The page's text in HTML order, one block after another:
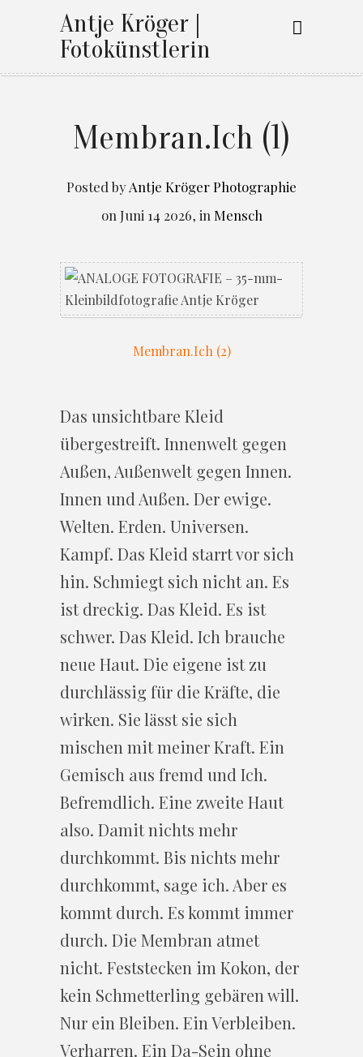
Antje Kröger |
Fotokünstlerin
Membran.Ich (1)
Posted byAntje Kröger Photographie
on Juni 14 2026, in Mensch
Membran.Ich (2)
Das unsichtbare Kleid
übergestreift. Innenwelt gegen
Außen, Außenwelt gegen Innen.
Innen und Außen. Der ewige.
Welten. Erden. Universen.
Kampf. Das Kleid starrt vor sich
hin. Schmiegt sich nicht an. Es
ist dreckig. Das Kleid. Es ist
schwer. Das Kleid. Ich brauche
neue Haut. Die eigene ist zu
durchlässig für die Kräfte, die
wirken. Sie lässt sie sich
mischen mit meiner Kraft. Ein
Gemisch aus fremd und Ich.
Befremdlich. Eine zweite Haut
also. Damit nichts mehr
durchkommt. Bis nichts mehr
durchkommt, sage ich. Aber es
kommt durch. Es kommt immer
durch. Die Membran atmet
nicht. Feststecken im Kokon, der
kein Schmetterling gebären will.
Nur ein Bleiben. Ein Verbleiben.
Verharren. Ein Da-Sein ohne